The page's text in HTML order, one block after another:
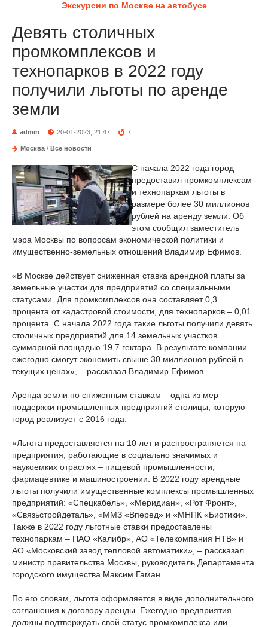
Экскурсии по Москве на автобусе
Девять столичных
промкомплексов и
технопарков в 2022 году
получили льготы по аренде
земли
admin 20-01-2023, 21:47 7
Москва / Все новости
С начала 2022 года город
предоставил промкомплексам
и технопаркам льготы в
размере более 30 миллионов
рублей на аренду земли. Об
этом сообщил заместитель
мэра Москвы по вопросам экономической политики и
имущественно-земельных отношений Владимир Ефимов.
«В Москве действует сниженная ставка арендной платы за
земельные участки для предприятий со специальными
статусами. Для промкомплексов она составляет 0,3
процента от кадастровой стоимости, для технопарков – 0,01
процента. С начала 2022 года такие льготы получили девять
столичных предприятий для 14 земельных участков
суммарной площадью 19,7 гектара. В результате компании
ежегодно смогут экономить свыше 30 миллионов рублей в
текущих ценах», – рассказал Владимир Ефимов.
Аренда земли по сниженным ставкам – одна из мер
поддержки промышленных предприятий столицы, которую
город реализует с 2016 года.
«Льгота предоставляется на 10 лет и распространяется на
предприятия, работающие в социально значимых и
наукоемких отраслях – пищевой промышленности,
фармацевтике и машиностроении. В 2022 году арендные
льготы получили имущественные комплексы промышленных
предприятий: «Спецкабель», «Меридиан», «Рот Фронт»,
«Связьстройдеталь», «ММЗ «Вперед» и «МНПК «Биотики».
Также в 2022 году льготные ставки предоставлены
технопаркам – ПАО «Калибр», АО «Телекомпания НТВ» и
АО «Московский завод тепловой автоматики», – рассказал
министр правительства Москвы, руководитель Департамента
городского имущества Максим Гаман.
По его словам, льгота оформляется в виде дополнительного
соглашения к договору аренды. Ежегодно предприятия
должны подтверждать свой статус промкомплекса или